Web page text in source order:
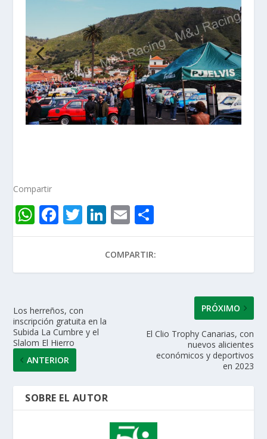
Compartir
W
h
s
p
p
F
ac
b
o
k
T
w
er
Li
n
k
e
E
m
ai
l
o
m
p
r
COMPARTIR:
Los herreños, con
inscripción gratuita en la
Subida La Cumbre y el
Slalom El Hierro
ANTERIOR
PRÓXIMO
El Clio Trophy Canarias, con
nuevos alicientes
económicos y deportivos
en 2023
SOBRE EL AUTOR